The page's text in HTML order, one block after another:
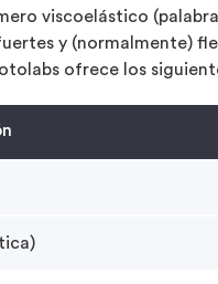
viscoelástico
y (normalmente)
ofrece los